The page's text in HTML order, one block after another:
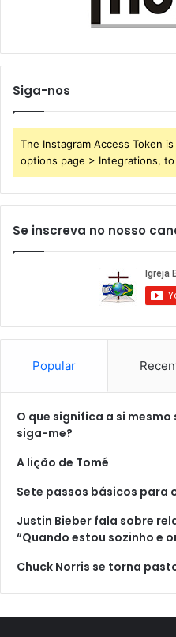
Siga-nos
The Instagram Access Token
options page > Integrations,
Se inscreva no nosso
Popular
O que significa a si mesmo
siga-me?
A lição de Tomé
Sete passos básicos para
Justin Bieber fala sobre
“Quando estou sozinho e
Chuck Norris se torna